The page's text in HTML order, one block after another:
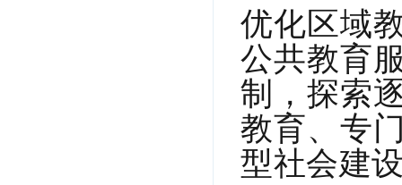
优化区域
公共教育
制，探索
教育、专
型社会建